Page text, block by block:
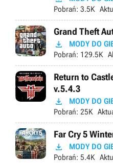
Pobrań: 3.5K
Grand Theft
 MODY DO
Pobrań: 129.5K
Return to
v.5.4.3
 MODY DO
Pobrań: 25K
Far Cry 5
 MODY DO
Pobrań: 5.4K